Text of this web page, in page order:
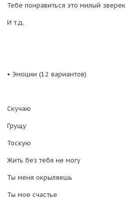
Тебе понравиться это милый зверек
И т.д.
• Эмоции (12 вариантов)
Скучаю
Грущу
Тоскую
Жить без тебя не могу
Ты меня окрыляешь
Ты мое счастье